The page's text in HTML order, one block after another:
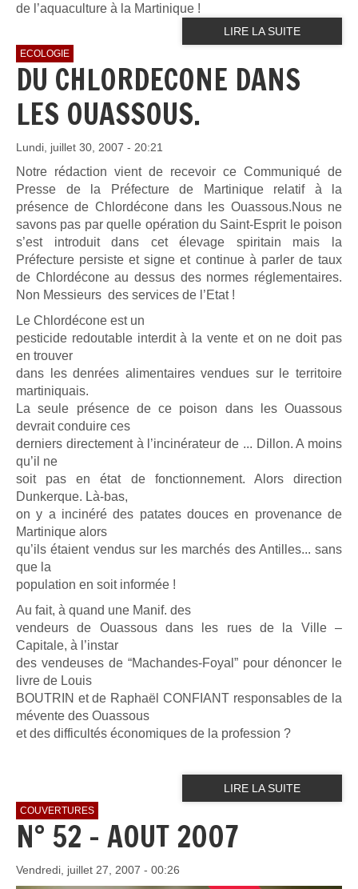
de l’aquaculture à la Martinique !
LIRE LA SUITE
ECOLOGIE
DU CHLORDECONE DANS
LES OUASSOUS.
Lundi, juillet 30, 2007 - 20:21
Notre rédaction vient de recevoir ce Communiqué de
Presse de la Préfecture de Martinique relatif à la
présence de Chlordécone dans les Ouassous.Nous ne
savons pas par quelle opération du Saint-Esprit le poison
s’est introduit dans cet élevage spiritain mais la
Préfecture persiste et signe et continue à parler de taux
de Chlordécone au dessus des normes réglementaires.
Non Messieurs des services de l’Etat !
Le Chlordécone est un
pesticide redoutable interdit à la vente et on ne doit pas
en trouver
dans les denrées alimentaires vendues sur le territoire
martiniquais.
La seule présence de ce poison dans les Ouassous
devrait conduire ces
derniers directement à l’incinérateur de ... Dillon. A moins
qu’il ne
soit pas en état de fonctionnement. Alors direction
Dunkerque. Là-bas,
on y a incinéré des patates douces en provenance de
Martinique alors
qu’ils étaient vendus sur les marchés des Antilles... sans
que la
population en soit informée !
Au fait, à quand une Manif. des
vendeurs de Ouassous dans les rues de la Ville –
Capitale, à l’instar
des vendeuses de “Machandes-Foyal” pour dénoncer le
livre de Louis
BOUTRIN et de Raphaël CONFIANT responsables de la
mévente des Ouassous
et des difficultés économiques de la profession ?
LIRE LA SUITE
COUVERTURES
N° 52 - AOUT 2007
Vendredi, juillet 27, 2007 - 00:26